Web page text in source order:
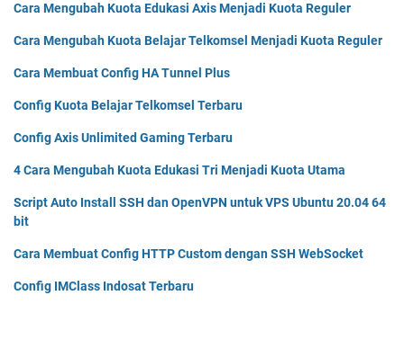
Cara Mengubah Kuota Edukasi Axis Menjadi Kuota Reguler
Cara Mengubah Kuota Belajar Telkomsel Menjadi Kuota Reguler
Cara Membuat Config HA Tunnel Plus
Config Kuota Belajar Telkomsel Terbaru
Config Axis Unlimited Gaming Terbaru
4 Cara Mengubah Kuota Edukasi Tri Menjadi Kuota Utama
Script Auto Install SSH dan OpenVPN untuk VPS Ubuntu 20.04 64
bit
Cara Membuat Config HTTP Custom dengan SSH WebSocket
Config IMClass Indosat Terbaru